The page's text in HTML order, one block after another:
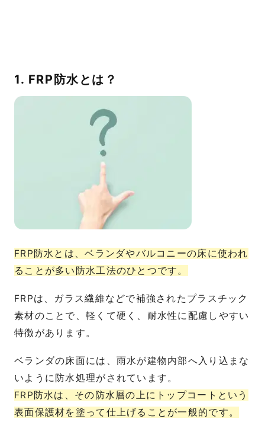
1. FRP防水とは？
FRP防水とは、ベランダやバルコニーの床に使われ
ることが多い防水工法のひとつです。
FRPは、ガラス繊維などで補強されたプラスチック
素材のことで、軽くて硬く、耐水性に配慮しやすい
特徴があります。
ベランダの床面には、雨水が建物内部へ入り込まな
いように防水処理がされています。
FRP防水は、その防水層の上にトップコートという
表面保護材を塗って仕上げることが一般的です。